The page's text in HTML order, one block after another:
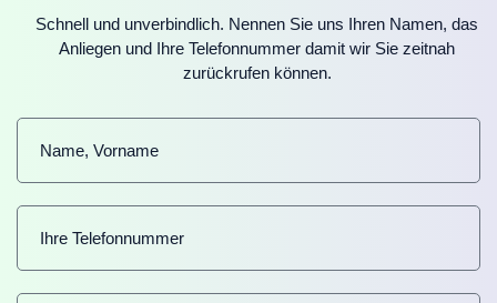
Schnell und unverbindlich. Nennen Sie uns Ihren Namen, das
Anliegen und Ihre Telefonnummer damit wir Sie zeitnah
zurückrufen können.